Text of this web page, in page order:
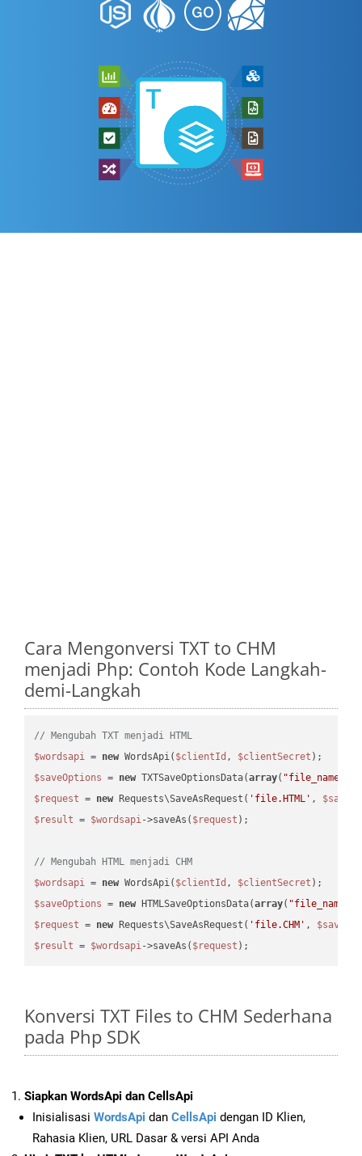
Cara Mengonversi TXT to CHM
menjadi Php: Contoh Kode Langkah-
demi-Langkah
// Mengubah TXT menjadi HTML
$wordsapi = new WordsApi( $clientId , $clientSecret
$saveOptions = new TXTSaveOptionsData(array( "file_name"
$request = new Requests\SaveAsRequest( 'file.HTML' ,
$result = $wordsapi->saveAs( $request );
// Mengubah HTML menjadi CHM
$wordsapi = new WordsApi( $clientId , $clientSecret
$saveOptions = new HTMLSaveOptionsData(array( "file_name"
$request = new Requests\SaveAsRequest( 'file.CHM' ,
$result = $wordsapi->saveAs( $request
Konversi TXT Files to CHM Sederhana
pada Php SDK
Siapkan WordsApi dan CellsApi
Inisialisasi WordsApi dan CellsApi dengan ID Klien,
Rahasia Klien, URL Dasar & versi API Anda